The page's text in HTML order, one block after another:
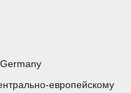
европейскому